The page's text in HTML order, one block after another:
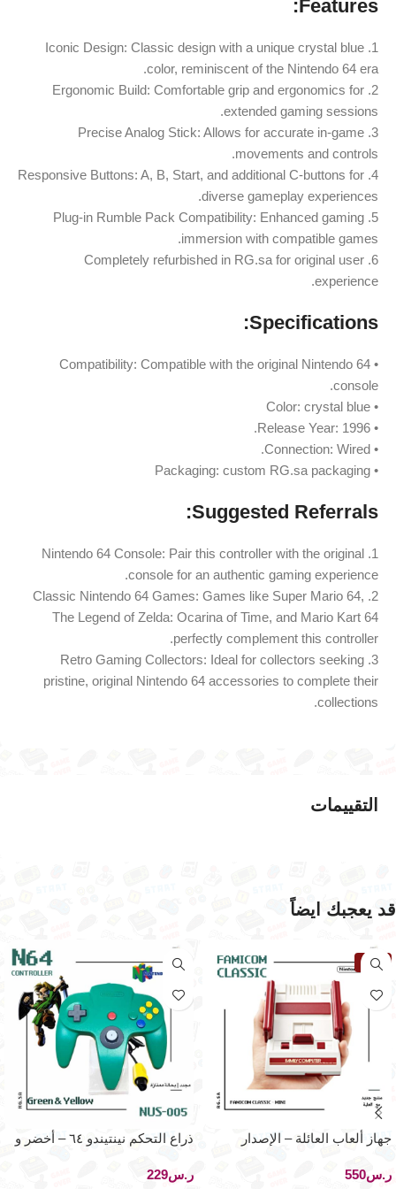
Features:
1. Iconic Design: Classic design with a unique crystal blue
color, reminiscent of the Nintendo 64 era.
2. Ergonomic Build: Comfortable grip and ergonomics for
extended gaming sessions.
3. Precise Analog Stick: Allows for accurate in-game
movements and controls.
4. Responsive Buttons: A, B, Start, and additional C-buttons for
diverse gameplay experiences.
5. Plug-in Rumble Pack Compatibility: Enhanced gaming
immersion with compatible games.
6. Completely refurbished in RG.sa for original user
experience.
Specifications:
• Compatibility: Compatible with the original Nintendo 64
console.
• Color: crystal blue
• Release Year: 1996.
• Connection: Wired.
• Packaging: custom RG.sa packaging
Suggested Referrals:
1. Nintendo 64 Console: Pair this controller with the original
console for an authentic gaming experience.
2. Classic Nintendo 64 Games: Games like Super Mario 64,
The Legend of Zelda: Ocarina of Time, and Mario Kart 64
perfectly complement this controller.
3. Retro Gaming Collectors: Ideal for collectors seeking
pristine, original Nintendo 64 accessories to complete their
collections.
التقييمات
قد يعجبك ايضاً
نفذت
جهاز ألعاب العائلة – الإصدار
ر.س
ذراع التحكم نينتيندو ٦٤ – أخضر و
ممتازة
ر.س